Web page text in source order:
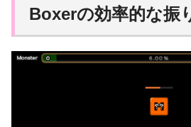
Boxerの効率的な振